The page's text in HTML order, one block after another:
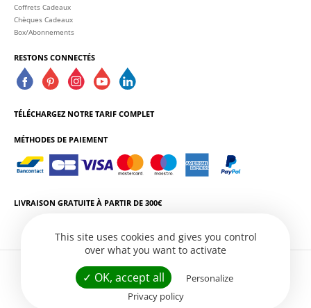
Coffrets Cadeaux
Chèques Cadeaux
Box/Abonnements
RESTONS CONNECTÉS
TÉLÉCHARGEZ NOTRE TARIF COMPLET
MÉTHODES DE PAIEMENT
LIVRAISON GRATUITE À PARTIR DE 300€
L'ABUS D'ALCOOL EST DANGEREUX POUR LA SANTÉ. CONSOMMEZ AVEC
MODÉRATION.
Conditions Générales de Vente
Politique de Confidentialité
Site web par
This site uses cookies and gives you control
over what you want to activate
✓ OK, accept all
Personalize
Privacy policy